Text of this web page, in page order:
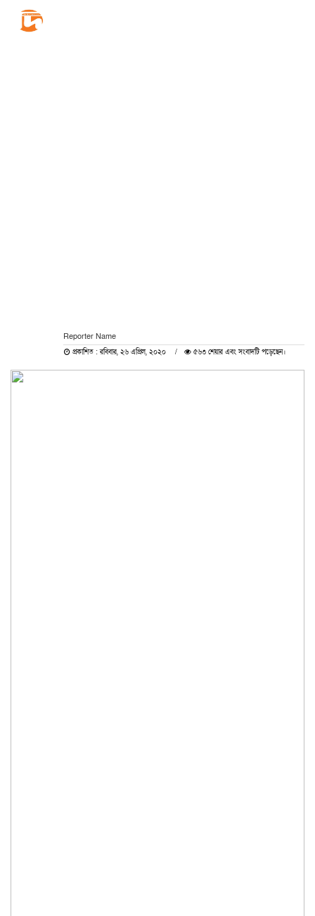
Reporter Name
প্রকাশিত : রবিবার, ২৬ এপ্রিল, ২০২০ ৫৬৩ শেয়ার এবং সংবাদটি পড়েছেন।